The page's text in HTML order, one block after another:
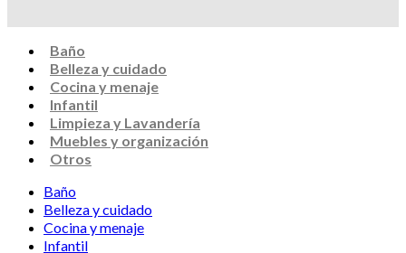
Baño
Belleza y cuidado
Cocina y menaje
Infantil
Limpieza y Lavandería
Muebles y organización
Otros
Baño
Belleza y cuidado
Cocina y menaje
Infantil